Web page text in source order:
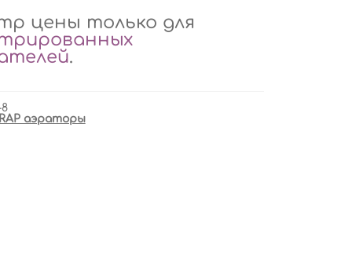
цены только для
.
аэраторы